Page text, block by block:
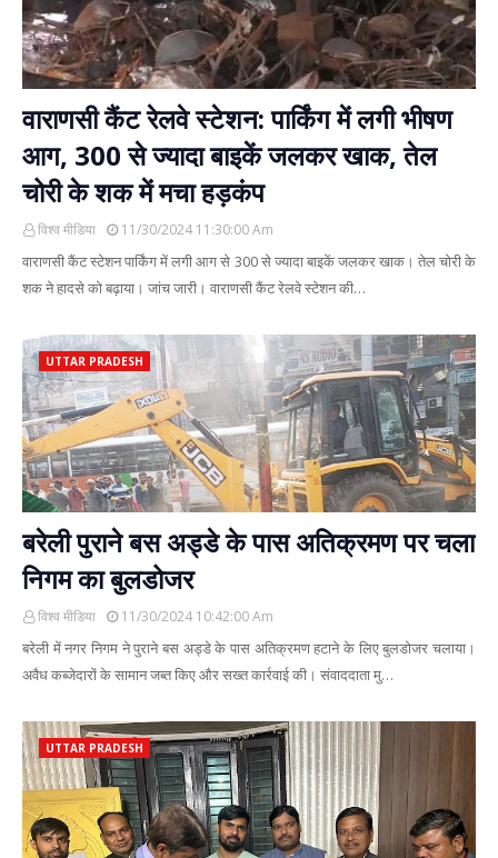
वाराणसी कैंट रेलवे स्टेशन: पार्किंग में लगी भीषण
आग, 300 से ज्यादा बाइकें जलकर खाक, तेल
चोरी के शक में मचा हड़कंप
विश्व मीडिया 11/30/2024 11:30:00 Am
वाराणसी कैंट स्टेशन पार्किंग में लगी आग से 300 से ज्यादा बाइकें जलकर खाक। तेल चोरी के
शक ने हादसे को बढ़ाया। जांच जारी। वाराणसी कैंट रेलवे स्टेशन की…
UTTAR PRADESH
बरेली पुराने बस अड्डे के पास अतिक्रमण पर चला
निगम का बुलडोजर
विश्व मीडिया 11/30/2024 10:42:00 Am
बरेली में नगर निगम ने पुराने बस अड्डे के पास अतिक्रमण हटाने के लिए बुलडोजर चलाया।
अवैध कब्जेदारों के सामान जब्त किए और सख्त कार्रवाई की। संवाददाता मु…
UTTAR PRADESH